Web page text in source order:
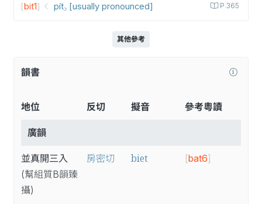
P.365
[bit1] pít꜆ [usually pronounced]
其他參考
韻書
地位 反切 擬音 參考粵讀
廣韻
並真開三入
(幫組質B韻臻
攝)
房密切 biet [bat6]